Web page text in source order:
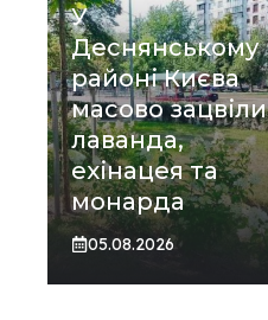
У
Деснянському
районі Києва
масово зацвіли
лаванда,
ехінацея та
монарда
05.08.2026